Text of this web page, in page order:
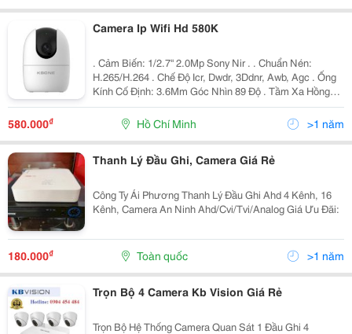
Camera Ip Wifi Hd 580K
. Cảm Biến: 1/2.7'' 2.0Mp Sony Nir . . Chuẩn Nén:
H.265/H.264 . Chế Độ Icr, Dwdr, 3Ddnr, Awb, Agc . Ống
Kính Cố Định: 3.6Mm Góc Nhìn 89 Độ . Tầm Xa Hồng
Ngoại: 10M . Hỗ Trợ Tính Năng Thông Minh: Theo Dõi
Đối Tượng, Phát Hiện Chuyển Động,...
580.000₫ Hồ Chí Minh >1 năm
Thanh Lý Đầu Ghi, Camera Giá Rẻ
Công Ty Ái Phương Thanh Lý Đầu Ghi Ahd 4 Kênh, 16
Kênh, Camera An Ninh Ahd/Cvi/Tvi/Analog Giá Ưu Đãi:
180.000₫ Toàn quốc >1 năm
Trọn Bộ 4 Camera Kb Vision Giá Rẻ
Trọn Bộ Hệ Thống Camera Quan Sát 1 Đầu Ghi 4